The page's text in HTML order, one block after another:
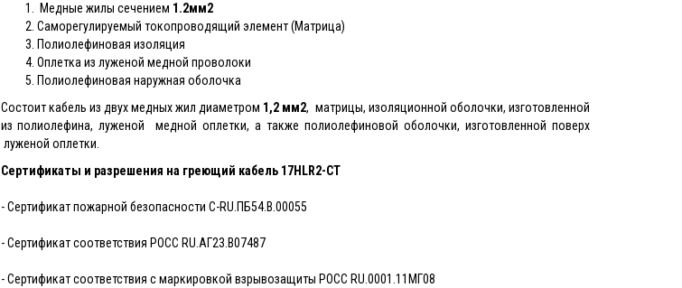
Медные жилы сечением 1.2мм2
Саморегулируемый токопроводящий элемент (Матрица)
Полиолефиновая изоляция
Оплетка из луженой медной проволоки
Полиолефиновая наружная оболочка
Состоит кабель из двух медных жил диаметром 1,2 мм2, матрицы, изоляционной оболочки, изготовленной
из полиолефина, луженой медной оплетки, а также полиолефиновой оболочки, изготовленной поверх
луженой оплетки.
Сертификаты и разрешения на греющий кабель17HLR2-CT
- Сертификат пожарной безопасности C-RU.ПБ54.В.00055
- Сертификат соответствия РОСС RU.АГ23.В07487
- Сертификат соответствия с маркировкой взрывозащиты PОСС RU.0001.11МГ08